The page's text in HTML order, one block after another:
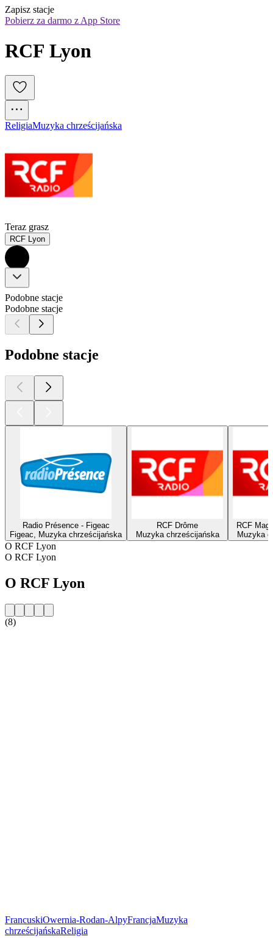
Zapisz stacje
Pobierz za darmo z App Store
RCF Lyon
ReligiaMuzyka chrześcijańska
Teraz grasz
RCF Lyon
Podobne stacje
Podobne stacje
Podobne stacje
Radio Présence - Figeac
Figeac, Muzyka chrześcijańska
RCF Drôme
Muzyka chrześcijańska
RCF
Muzyka
O RCF Lyon
O RCF Lyon
O RCF Lyon
(8)
FrancuskiOwernia-Rodan-AlpyFrancjaMuzyka
chrześcijańskaReligia